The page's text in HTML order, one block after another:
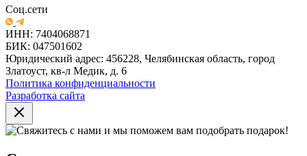
Соц.сети
ИНН: 7404068871
БИК: 047501602
Юридический адрес: 456228, Челябинская область, город
Златоуст, кв-л Медик, д. 6
Политика конфиденциальности
Разработка сайта